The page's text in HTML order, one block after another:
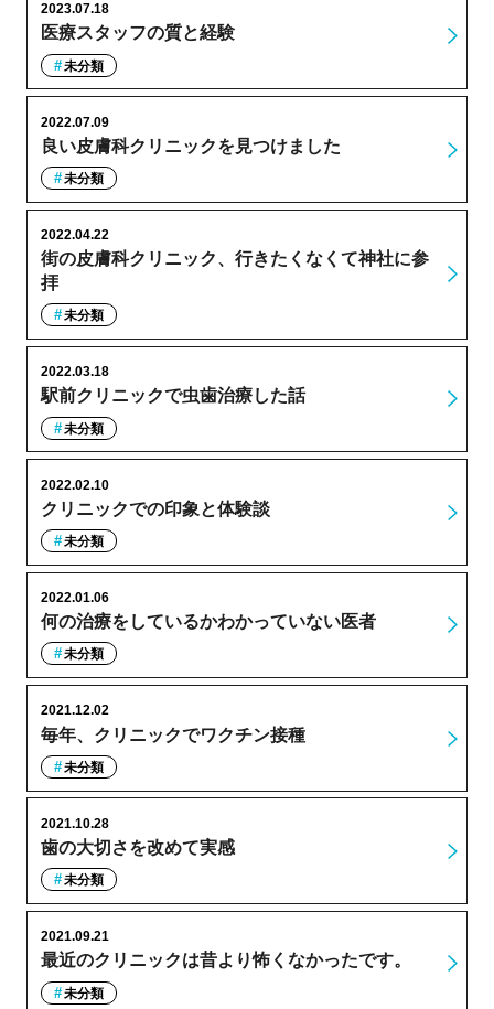
医療スタッフの質と経験
2023.07.18
未分類
良い皮膚科クリニックを見つけました
2022.07.09
未分類
街の皮膚科クリニック、行きたくなくて神社に参
拝
2022.04.22
未分類
駅前クリニックで虫歯治療した話
2022.03.18
未分類
クリニックでの印象と体験談
2022.02.10
未分類
何の治療をしているかわかっていない医者
2022.01.06
未分類
毎年、クリニックでワクチン接種
2021.12.02
未分類
歯の大切さを改めて実感
2021.10.28
未分類
最近のクリニックは昔より怖くなかったです。
2021.09.21
未分類